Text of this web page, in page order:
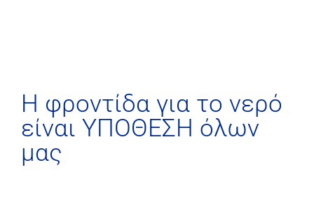
H φροντίδα για το νερό
είναι ΥΠΟΘΕΣΗ όλων
μας